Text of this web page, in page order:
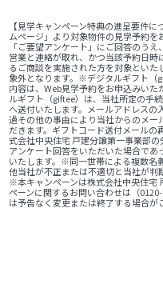
【見学キャンペーン特典の進呈要件
ムページ」より対象物件の見学予約
「ご要望アンケート」にご回答のう
営業と連絡が取れ、かつ当該予約日
るご商談を実施された方を対象とい
象外となります。※デジタルギフト
内容は、Web見学予約をお申込みい
ルギフト（giftee）は、当社所定の手
へ送付いたします。メールアドレス
過その他の事由により当社からのメ
だきます。ギフトコード送付メール
式会社中央住宅 戸建分譲第一事業部
アンケート回答をいただいた場合であ
いたします。※同一世帯による複数名
他当社が不正または不適切と当社が判
※本キャンペーンは株式会社中央住宅
ペーンに関するお問い合わせは（
は予告なく変更または終了する場合が